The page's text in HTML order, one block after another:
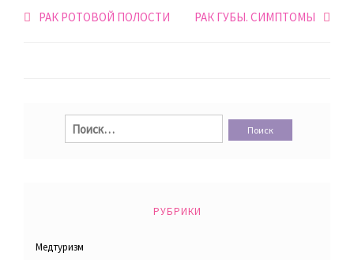
Навигация
РАК РОТОВОЙ ПОЛОСТИ РАК ГУБЫ. СИМПТОМЫ
Найти:
РУБРИКИ
Медтуризм